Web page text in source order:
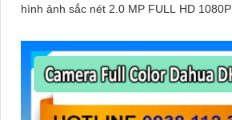
hình ảnh sắc nét 2.0 MP FULL HD 1080P